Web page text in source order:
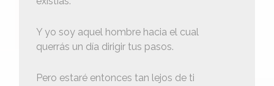
Y yo soy aquel hombre hacia el cual
querrás un día dirigir tus pasos.
Pero estaré entonces tan lejos de ti